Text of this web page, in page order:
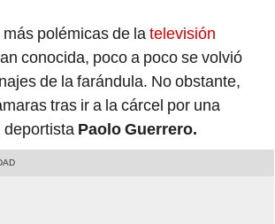
polémicas de latelevisión
conocida, poco a poco se volvió
de la farándula. No obstante,
tras ir a la cárcel por una
deportista Paolo Guerrero.